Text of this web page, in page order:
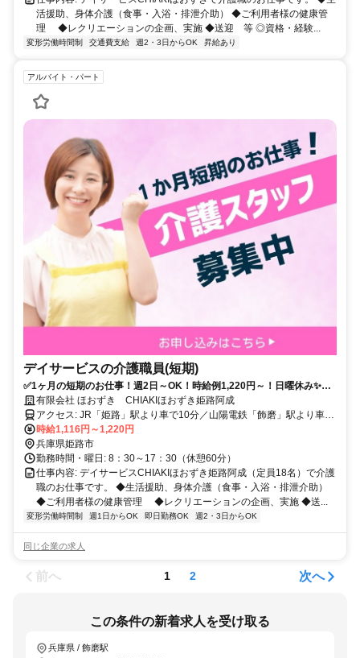
・デイサービスCHIAKIほおずき姫路香寺 (兵庫県姫路市香寺町中仁野
268-1) ・デイサービスCHIAKIほおずき姫路宮西 (兵庫県姫路市宮西町
3丁目6-1） ・デイサービスCHIAKIほおずき姫路辻井 (兵庫県姫路市
活援助、身体介護（食事・入浴・排泄介助） ◆ご利用者様の健康管
理 ◆レクリエーションの企画、実施 ◆送迎 等 ◎資格・経験...
変形労働時間制 交通費支給 週2・3日からOK 昇給あり
アルバイト・パート
デイサービスの介護職員(短期)
✅1ヶ月の短期のお仕事！週2日～OK！時給例1,220円～！日曜休み✨勤
務開始日は相談OK◎
有限会社 ほおずき CHIAKIほおずき姫路阿成
アクセス: JR「姫路」駅より車で10分／山陽電鉄「飾磨」駅より車で
6分
時給1,116円～1,220円
兵庫県姫路市
勤務時間・曜日: 8：30～17：30（休憩60分）
仕事内容: デイサービスCHIAKIほおずき姫路阿成（定員18名）で介護
職のお仕事です。 ◆生活援助、身体介護（食事・入浴・排泄介助）
◆ご利用者様の健康管理 ◆レクリエーションの企画、実施 ◆送...
変形労働時間制 週1日からOK 即日勤務OK 週2・3日からOK
同じ企業の求人
前へ 1 2 次へ
この条件の新着求人を受け取る
兵庫県 / 飾磨駅